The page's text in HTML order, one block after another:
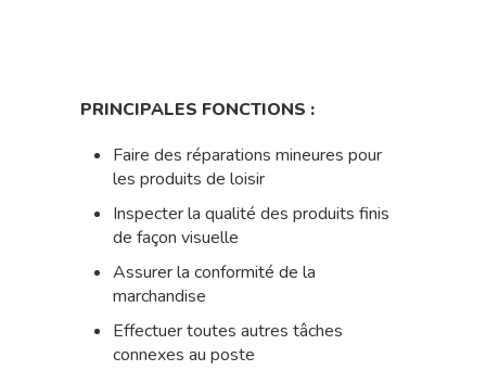
PRINCIPALES FONCTIONS :
Faire des réparations mineures pour
les produits de loisir
Inspecter la qualité des produits finis
de façon visuelle
Assurer la conformité de la
marchandise
Effectuer toutes autres tâches
connexes au poste